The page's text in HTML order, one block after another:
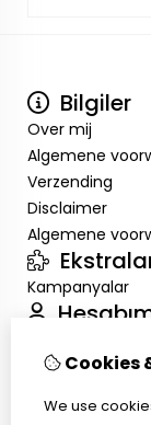
Bilgiler
Over mij
Algemene
Verzending
Disclaimer
Algemene
Kampanyalar
Sipariş
Müşteri
Cookies
We use